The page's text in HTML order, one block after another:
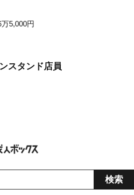
5,000円
スタンド店員